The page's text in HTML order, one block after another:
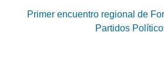
Primer encuentro regional de
Partidos